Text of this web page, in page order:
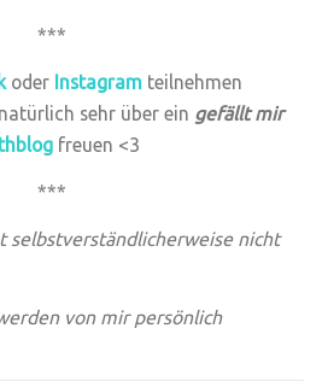
***
oder Instagram teilnehmen
sehr über ein gefällt mir
freuen <3
***
selbstverständlicherweise nicht
von mir persönlich